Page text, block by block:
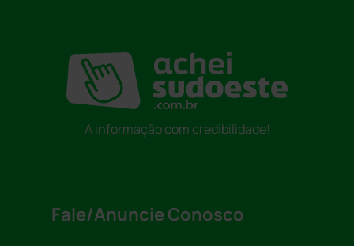
A informação com credibilidade!
Fale/Anuncie Conosco